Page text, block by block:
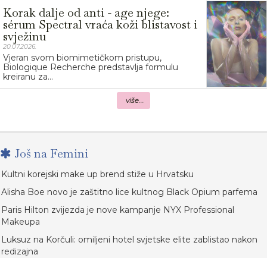
Korak dalje od anti - age njege:
sérum Spectral vraća koži blistavost i
svježinu
20.07.2026.
Vjeran svom biomimetičkom pristupu,
Biologique Recherche predstavlja formulu
kreiranu za...
više...
Još na Femini
Kultni korejski make up brend stiže u Hrvatsku
Alisha Boe novo je zaštitno lice kultnog Black Opium parfema
Paris Hilton zvijezda je nove kampanje NYX Professional
Makeupa
Luksuz na Korčuli: omiljeni hotel svjetske elite zablistao nakon
redizajna